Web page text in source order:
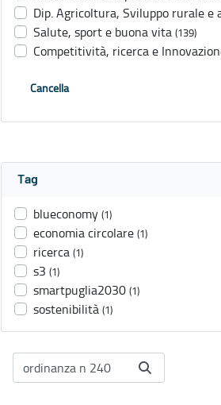
Dip. Agricoltura, Sviluppo rurale e
Salute, sport e buona vita (139)
Competitività, ricerca e
Cancella
Tag
blueconomy (1)
economia circolare (1)
ricerca (1)
s3 (1)
smartpuglia2030 (1)
sostenibilità (1)